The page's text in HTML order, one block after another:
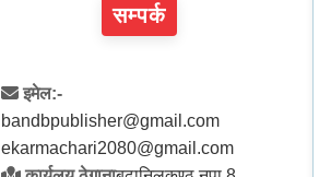
सम्पर्क
इमेल:-
bandbpublisher@gmail.com
ekarmachari2080@gmail.com